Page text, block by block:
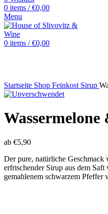
0 items / €0,00
Menu
0 items / €0,00
Startseite Shop Feinkost Sirup
ab €5,90
Derpure, natürliche Geschmack
erfrischender Sirup aus dem Saft
gemahlenem schwarzem Pfeffer